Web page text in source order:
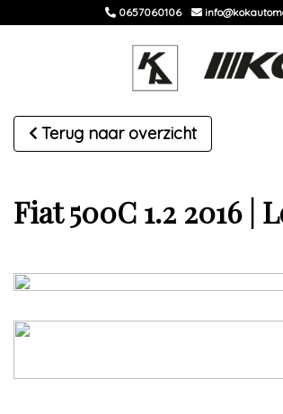
0657060106
Terug naar overzicht
Fiat 500C 1.2 2016 |